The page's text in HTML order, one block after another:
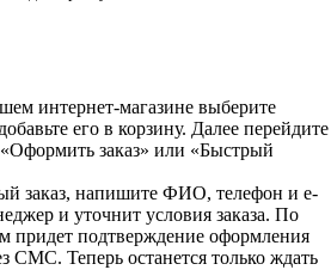
интернет-магазине выберите
его в корзину. Далее перейдите
заказ» или «Быстрый
заказ, напишите ФИО, телефон и e-
и уточнит условия заказа. По
придет подтверждение оформления
СМС. Теперь останется только ждать